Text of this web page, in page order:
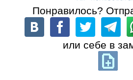
Понравилось?
или себе в